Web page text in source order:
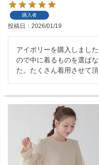
購入者
投稿日 2026/01/19
アイボリーを購入しまし
ので中に着るものを選ば
た。たくさん着用させて頂